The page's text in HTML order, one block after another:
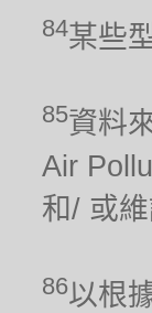
84某些
85資料
Air
和/ 或
86以根